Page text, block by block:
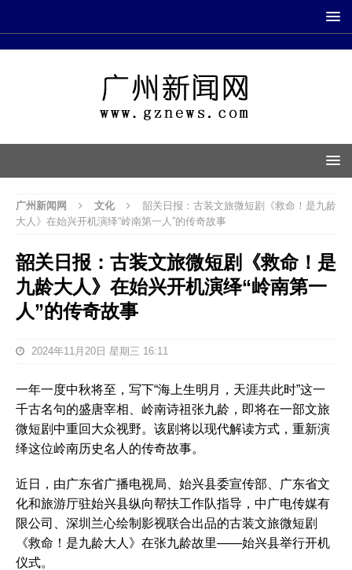
广州新闻网 文化
韶关日报：古装文旅微短剧《救命！是九龄
大人》在始兴开机演绎“岭南第一人”的传奇故事
韶关日报：古装文旅微短剧《救命！是
九龄大人》在始兴开机演绎“岭南第一
人”的传奇故事
2024年11月20日 星期三 16:11
一年一度中秋将至，写下“海上生明月，天涯共此时”这一
千古名句的盛唐宰相、岭南诗祖张九龄，即将在一部文旅
微短剧中重回大众视野。该剧将以现代解读方式，重新演
绎这位岭南历史名人的传奇故事。
近日，由广东省广播电视局、始兴县委宣传部、广东省文
化和旅游厅驻始兴县纵向帮扶工作队指导，中广电传媒有
限公司、深圳兰心绘制影视联合出品的古装文旅微短剧
《救命！是九龄大人》在张九龄故里——始兴县举行开机
仪式。